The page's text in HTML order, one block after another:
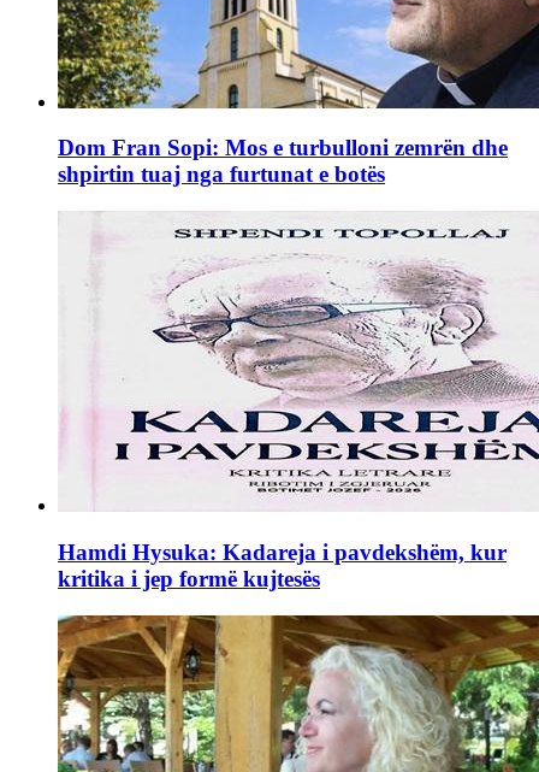
Dom Fran Sopi: Mos e turbulloni zemrën dhe
shpirtin tuaj nga furtunat e botës
Hamdi Hysuka: Kadareja i pavdekshëm, kur
kritika i jep formë kujtesës